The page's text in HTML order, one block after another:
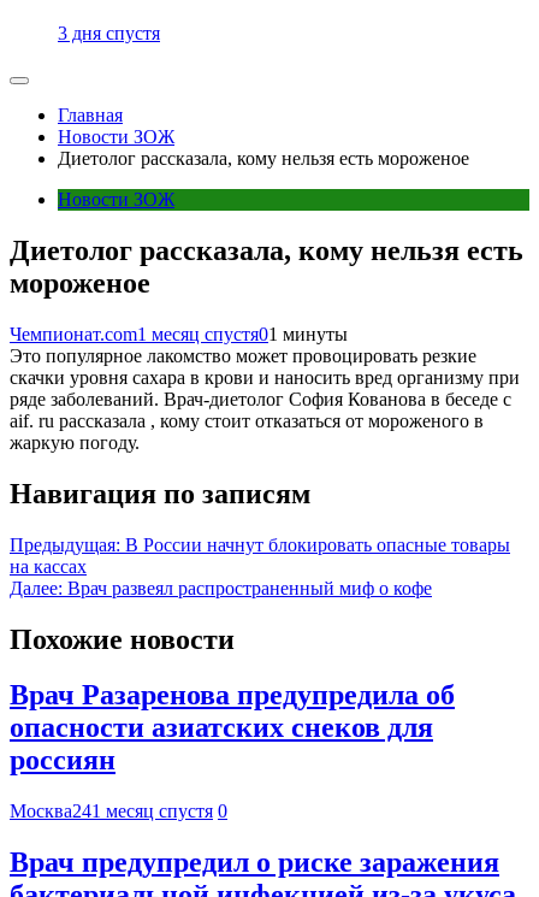
3 дня спустя
Главная
Новости ЗОЖ
Диетолог рассказала, кому нельзя есть мороженое
Новости ЗОЖ
Диетолог рассказала, кому нельзя есть
мороженое
Чемпионат.com1 месяц спустя01 минуты
Это популярное лакомство может провоцировать резкие
скачки уровня сахара в крови и наносить вред организму при
ряде заболеваний. Врач-диетолог София Кованова в беседе с
aif. ru рассказала , кому стоит отказаться от мороженого в
жаркую погоду.
Навигация по записям
Предыдущая: В России начнут блокировать опасные товары
на кассах
Далее: Врач развеял распространенный миф о кофе
Похожие новости
Врач Разаренова предупредила об
опасности азиатских снеков для
россиян
Москва241 месяц спустя 0
Врач предупредил о риске заражения